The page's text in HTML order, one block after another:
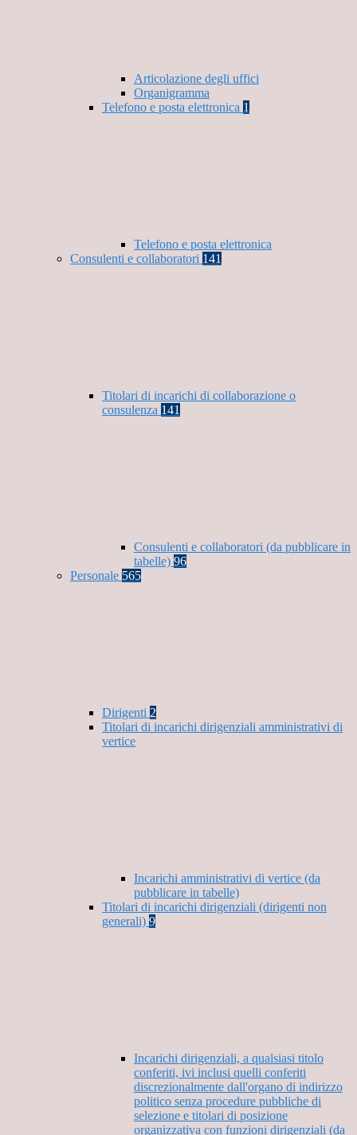
Articolazione degli uffici
Organigramma
Telefono e posta elettronica 1
Telefono e posta elettronica
Consulenti e collaboratori 141
Titolari di incarichi di collaborazione o
consulenza 141
Consulenti e collaboratori (da pubblicare in
tabelle) 96
Personale 565
Dirigenti 2
Titolari di incarichi dirigenziali amministrativi di
vertice
Incarichi amministrativi di vertice (da
pubblicare in tabelle)
Titolari di incarichi dirigenziali (dirigenti non
generali) 9
Incarichi dirigenziali, a qualsiasi titolo
conferiti, ivi inclusi quelli conferiti
discrezionalmente dall'organo di indirizzo
politico senza procedure pubbliche di
selezione e titolari di posizione
organizzativa con funzioni dirigenziali (da